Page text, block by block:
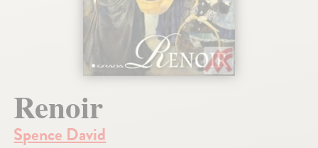
Renoir
Spence David